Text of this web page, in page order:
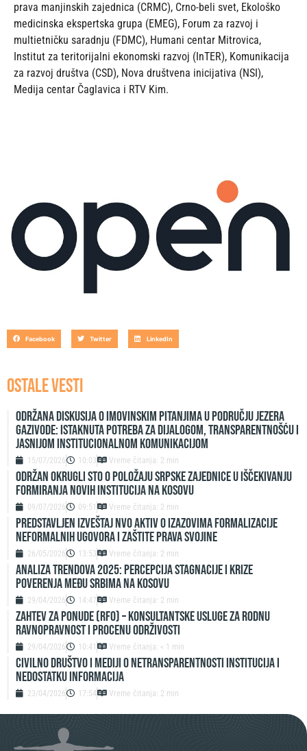
prava manjinskih zajednica (CRMC), Crno-beli svet, Ekološko
medicinska ekspertska grupa (EMEG), Forum za razvoj i
multietničku saradnju (FDMC), Humani centar Mitrovica,
Institut za teritorijalni ekonomski razvoj (InTER), Komunikacija
za razvoj društva (CSD), Nova društvena inicijativa (NSI),
Medija centar Čaglavica i RTV Kim.
Facebook Twitter LinkedIn
OSTALE VESTI
Održana diskusija o imovinskim pitanjima u području jezera
Gazivode: Istaknuta potreba za dijalogom, transparentnošću i
jasnijom institucionalnom komunikacijom
15/07/2026 10:03 Vreme čitanja: 2 min
ODRŽAN OKRUGLI STO O POLOŽAJU SRPSKE ZAJEDNICE U IŠČEKIVANJU
FORMIRANJA NOVIH INSTITUCIJA NA KOSOVU
09/07/2026 09:51 Vreme čitanja: 2 min
Predstavljen izveštaj NVO Aktiv o izazovima formalizacije
neformalnih ugovora i zaštite prava svojine
26/05/2026 13:53 Vreme čitanja: 2 min
ANALIZA TRENDOVA 2025: PERCEPCIJA STAGNACIJE I KRIZE
POVERENJA MEĐU SRBIMA NA KOSOVU
29/04/2026 14:47 Vreme čitanja: 2 min
ZAHTEV ZA PONUDE (RFO) – Konsultantske usluge za rodnu
ravnopravnost i procenu održivosti
29/04/2026 10:41 Vreme čitanja: < 1 min
Civilno društvo i mediji o netransparentnosti institucija i
nedostatku informacija
23/04/2026 17:54 Vreme čitanja: 2 min